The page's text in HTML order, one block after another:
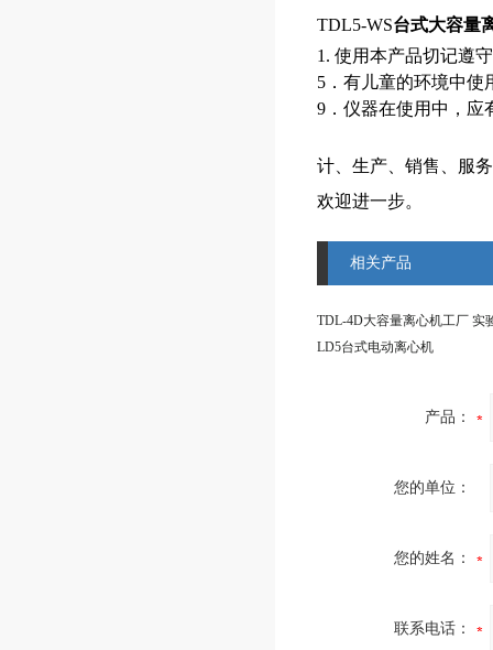
TDL5-WS台式大容量
5．有儿童的环境中使
9．仪器在使用中，应
计、生产、销售、服
欢迎进一步。
相关产品
LD5台式电动离心机
产品：
您的单位：
您的姓名：
联系电话：